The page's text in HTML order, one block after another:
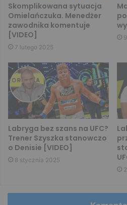
Skomplikowana sytuacja
Omielańczuka. Menedżer
zawodnika komentuje
[VIDEO]
7 lutego 2025
Labryga bez szans na UFC?
Trener Szyszka stanowczo
o Denisie [VIDEO]
8 stycznia 2025